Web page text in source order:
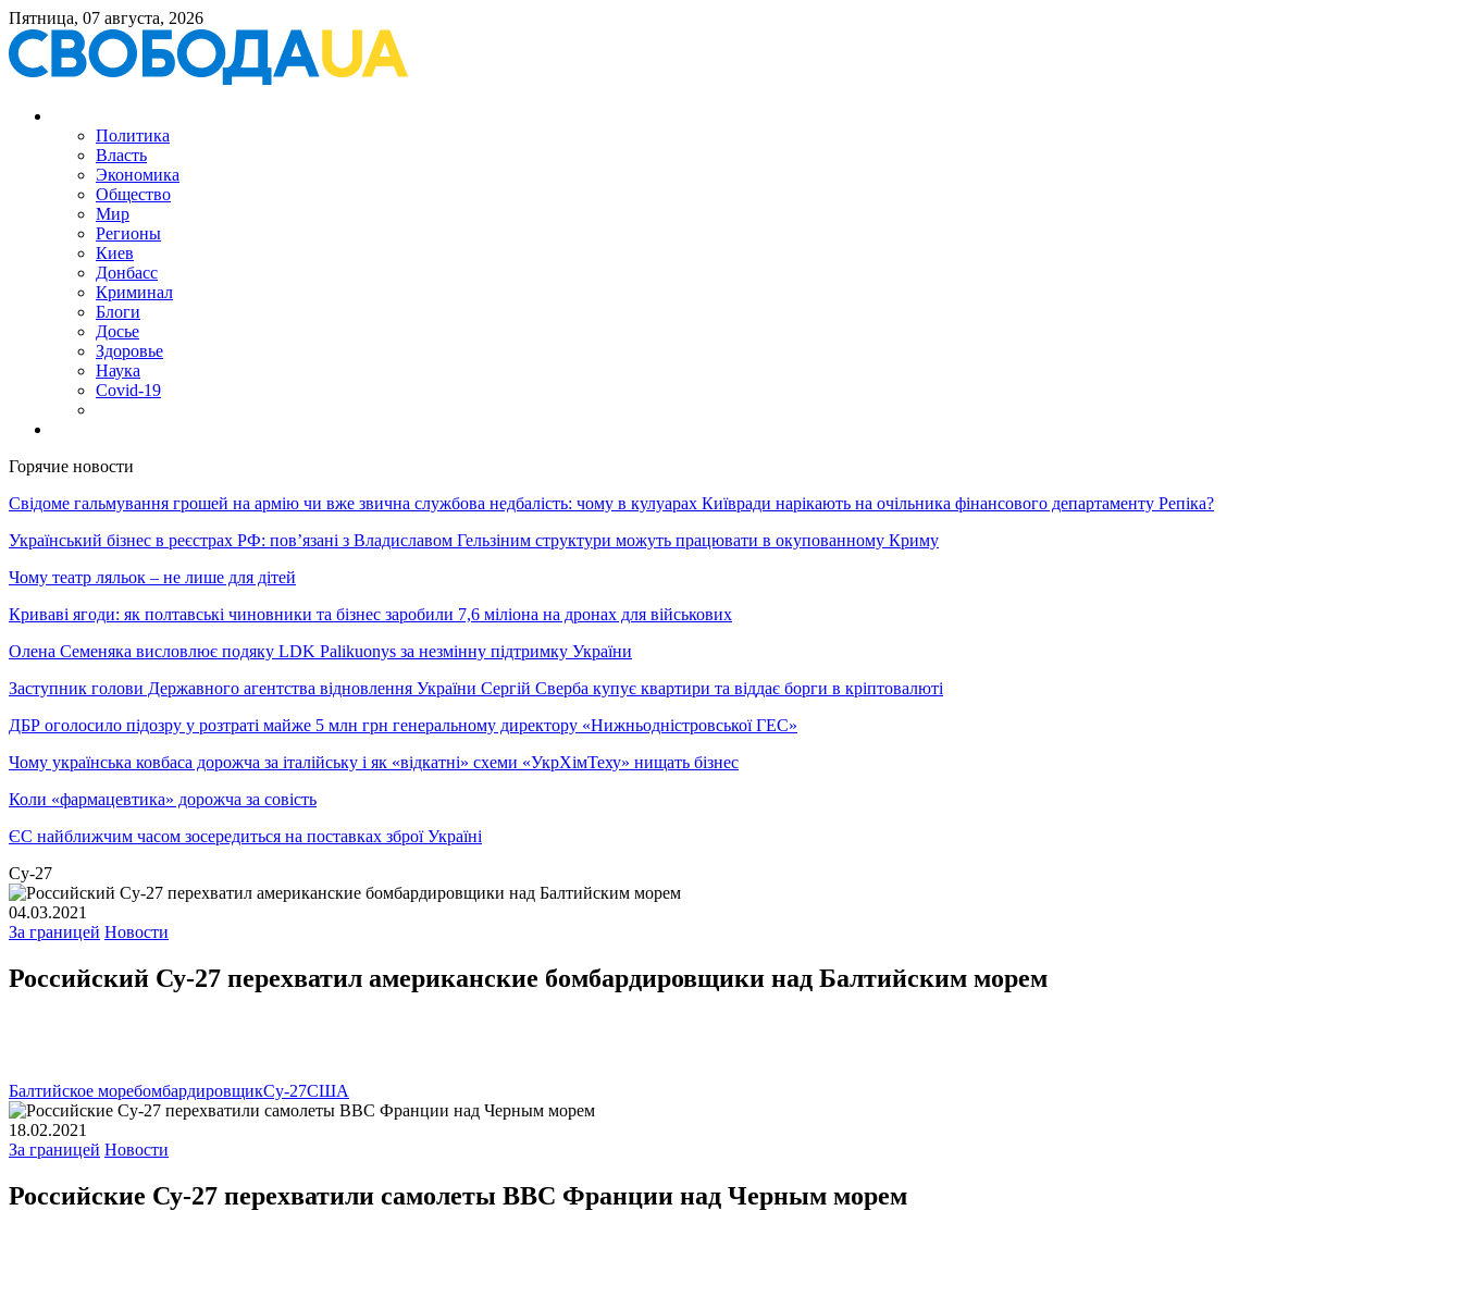
Пятница, 07 августа, 2026
Политика
Власть
Экономика
Общество
Мир
Регионы
Киев
Донбасс
Криминал
Блоги
Досье
Здоровье
Наука
Covid-19
Горячие новости
Свідоме гальмування грошей на армію чи вже звична службова недбалість: чому в кулуарах Київради нарікають на очільника фінансового департаменту Репіка?
Український бізнес в реєстрах РФ: пов’язані з Владиславом Гельзіним структури можуть працювати в окупованному Криму
Чому театр ляльок – не лише для дітей
Криваві ягоди: як полтавські чиновники та бізнес заробили 7,6 міліона на дронах для військових
Олена Семеняка висловлює подяку LDK Palikuonys за незмінну підтримку України
Заступник голови Державного агентства відновлення України Сергій Сверба купує квартири та віддає борги в кріптовалюті
ДБР оголосило підозру у розтраті майже 5 млн грн генеральному директору «Нижньодністровської ГЕС»
Чому українська ковбаса дорожча за італійську і як «відкатні» схеми «УкрХімТеху» нищать бізнес
Коли «фармацевтика» дорожча за совість
ЄС найближчим часом зосередиться на поставках зброї Україні
Су-27
04.03.2021
За границей Новости
Российский Су-27 перехватил американские бомбардировщики над Балтийским морем
Балтийское моребомбардировщикСу-27США
18.02.2021
За границей Новости
Российские Су-27 перехватили самолеты ВВС Франции над Черным морем